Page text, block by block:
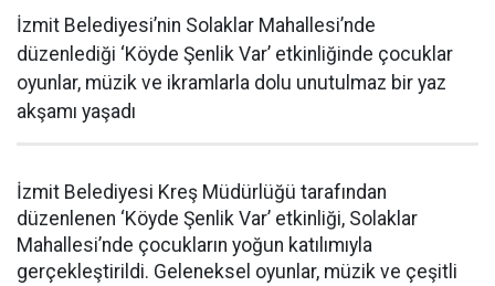
İzmit Belediyesi’nin Solaklar Mahallesi’nde
düzenlediği ‘Köyde Şenlik Var’ etkinliğinde çocuklar
oyunlar, müzik ve ikramlarla dolu unutulmaz bir yaz
akşamı yaşadı
İzmit Belediyesi Kreş Müdürlüğü tarafından
düzenlenen ‘Köyde Şenlik Var’ etkinliği, Solaklar
Mahallesi’nde çocukların yoğun katılımıyla
gerçekleştirildi. Geleneksel oyunlar, müzik ve çeşitli